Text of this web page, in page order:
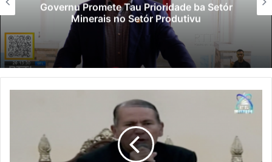
Governu Promete Tau Prioridade ba Setór
Minerais no Setór Produtivu